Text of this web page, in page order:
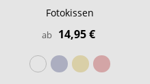
Fotokissen
ab 14,95 €